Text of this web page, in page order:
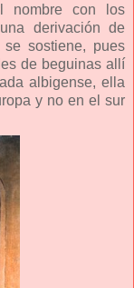
nombre con los
derivación de
sostiene, pues
de beguinas allí
albigense, ella
y no en el sur